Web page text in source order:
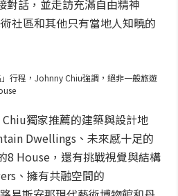
對話，並走訪充滿自由精神
社區和其他只有當地人知曉的
行程，Johnny Chiu強調，絕非一般旅遊
獨家推薦的建築與設計地
Dwellings、未來感十足的
8 House，還有挑戰視覺與結構
、擁有共融空間的